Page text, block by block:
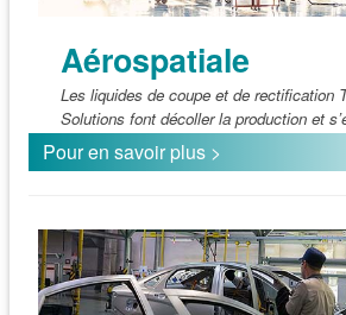
Aérospatiale
Les liquides de coupe et de rectification
Solutions font décoller la production et
Pour en savoir plus >